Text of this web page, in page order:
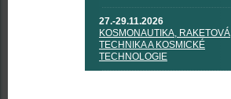
27.-29.11.2026
KOSMONAUTIKA, RAKETOVÁ
TECHNIKA A KOSMICKÉ
TECHNOLOGIE